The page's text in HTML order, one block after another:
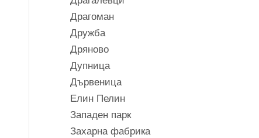
Драгоман
Дружба
Дряново
Дупница
Дървеница
Елин Пелин
Западен парк
Захарна фабрика